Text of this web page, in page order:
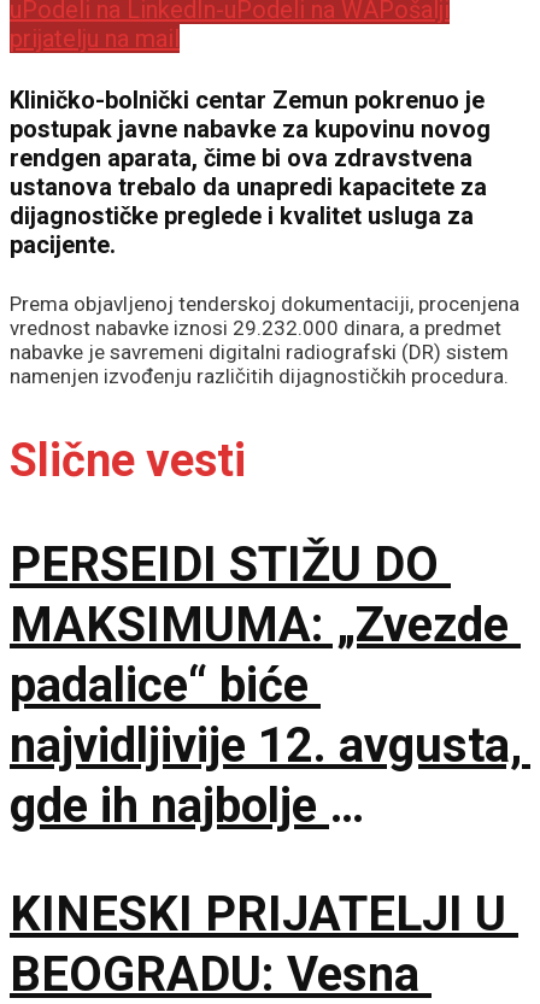
u Podeli na LinkedIn-u Podeli na WAPošalji
prijatelju na mail
Kliničko-bolnički centar Zemun pokrenuo je
postupak javne nabavke za kupovinu novog
rendgen aparata, čime bi ova zdravstvena
ustanova trebalo da unapredi kapacitete za
dijagnostičke preglede i kvalitet usluga za
pacijente.
Prema objavljenoj tenderskoj dokumentaciji, procenjena
vrednost nabavke iznosi 29.232.000 dinara, a predmet
nabavke je savremeni digitalni radiografski (DR) sistem
namenjen izvođenju različitih dijagnostičkih procedura.
Slične vesti
PERSEIDI STIŽU DO
MAKSIMUMA: „Zvezde
padalice“ biće
najvidljivije 12. avgusta,
gde ih najbolje
KINESKI PRIJATELJI U
BEOGRADU: Vesna